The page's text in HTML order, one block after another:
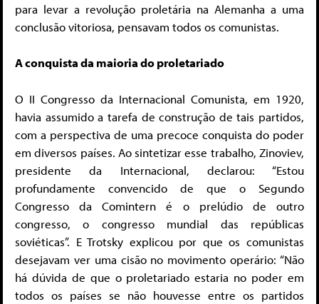
para levar a revolução proletária na Alemanha a uma
conclusão vitoriosa, pensavam todos os comunistas.
A conquista da maioria do proletariado
O II Congresso da Internacional Comunista, em 1920,
havia assumido a tarefa de construção de tais partidos,
com a perspectiva de uma precoce conquista do poder
em diversos países. Ao sintetizar esse trabalho, Zinoviev,
presidente da Internacional, declarou: “Estou
profundamente convencido de que o Segundo
Congresso da Comintern é o prelúdio de outro
congresso, o congresso mundial das repúblicas
soviéticas”. E Trotsky explicou por que os comunistas
desejavam ver uma cisão no movimento operário: “Não
há dúvida de que o proletariado estaria no poder em
todos os países se não houvesse entre os partidos